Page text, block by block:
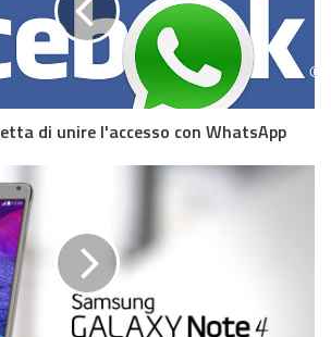
di unire l'accesso con WhatsApp